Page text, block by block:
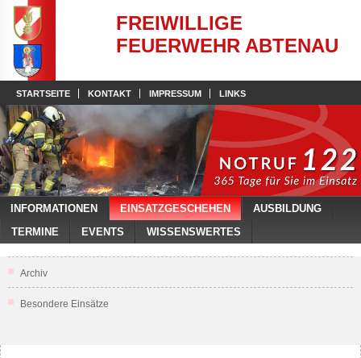
FREIWILLIGE
FEUERWEHR ABTENAU
STARTSEITE KONTAKT IMPRESSUM LINKS
INFORMATIONEN EINSATZGESCHEHEN
AUSBILDUNG
TERMINE
EVENTS WISSENSWERTES
Archiv
Besondere Einsätze